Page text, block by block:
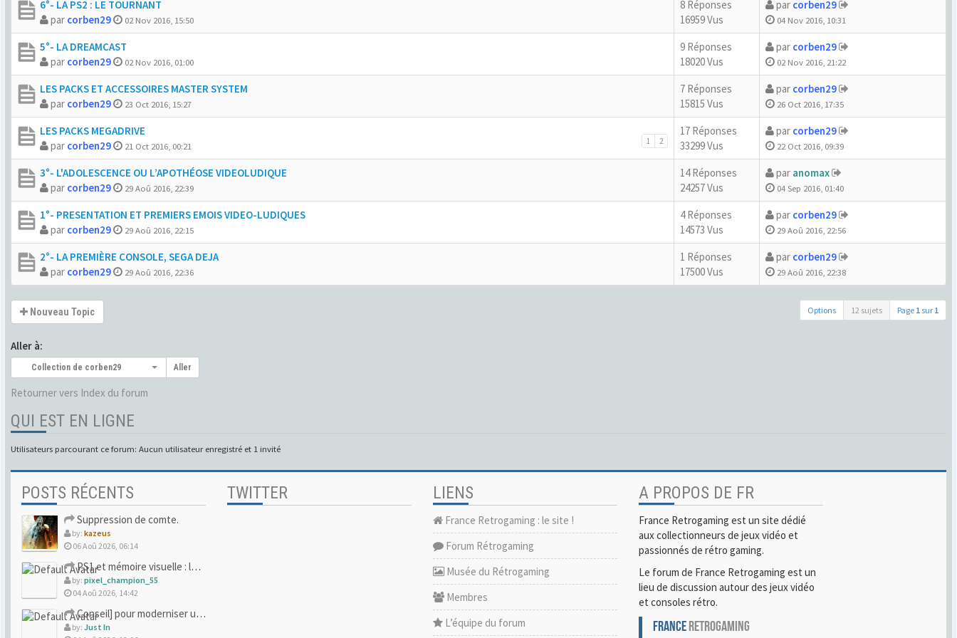
6°- LA PS2 : LE TOURNANT
par corben29 02 Nov 2016, 15:50
8 Réponses
16959 Vus
par corben29
04 Nov 2016, 10:31
5°- LA DREAMCAST
par corben29 02 Nov 2016, 01:00
9 Réponses
18020 Vus
par corben29
02 Nov 2016, 21:22
LES PACKS ET ACCESSOIRES MASTER SYSTEM
par corben29 23 Oct 2016, 15:27
7 Réponses
15815 Vus
par corben29
26 Oct 2016, 17:35
LES PACKS MEGADRIVE
1 2
par corben29 21 Oct 2016, 00:21
17 Réponses
33299 Vus
par corben29
22 Oct 2016, 09:39
3°- L'ADOLESCENCE OU L’APOTHÉOSE VIDEOLUDIQUE
par corben29 29 Aoû 2016, 22:39
14 Réponses
24257 Vus
par anomax
04 Sep 2016, 01:40
1°- PRESENTATION ET PREMIERS EMOIS VIDEO-LUDIQUES
par corben29 29 Aoû 2016, 22:15
4 Réponses
14573 Vus
par corben29
29 Aoû 2016, 22:56
2°- LA PREMIÈRE CONSOLE, SEGA DEJA
par corben29 29 Aoû 2016, 22:36
1 Réponses
17500 Vus
par corben29
29 Aoû 2016, 22:38
Nouveau Topic Options 12 sujets Page 1 sur 1
Aller à:
Collection de corben29 Aller
Retourner vers Index du forum
QUI EST EN LIGNE
Utilisateurs parcourant ce forum: Aucun utilisateur enregistré et 1 invité
POSTS RÉCENTS
Suppression de comte.
by: kazeus
06 Aoû 2026, 06:14
PS1 et mémoire visuelle : le jeu qui vous a soufflé la premi
by: pixel_champion_55
04 Aoû 2026, 14:42
Conseil] pour moderniser un site (un peu trop) rétro
by: Just In
TWITTER LIENS
France Retrogaming : le site !
Forum Rétrogaming
Musée du Rétrogaming
Membres
L’équipe du forum
A PROPOS DE FR
France Retrogaming est un site dédié
aux collectionneurs de jeux vidéo et
passionnés de rétro gaming.
Le forum de France Retrogaming est un
lieu de discussion autour des jeux vidéo
et consoles rétro.
FRANCERETROGAMING